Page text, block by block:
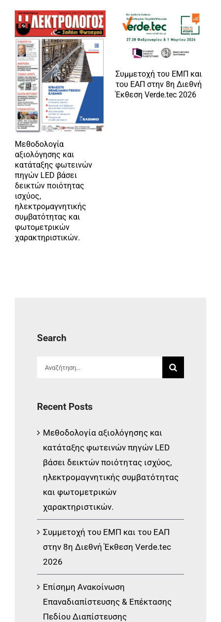
Μεθοδολογία
αξιολόγησης και
κατάταξης φωτεινών
πηγών LED βάσει
δεικτών ποιότητας
ισχύος,
ηλεκτρομαγνητικής
συμβατότητας και
φωτομετρικών
χαρακτηριστικών.
Συμμετοχή του ΕΜΠ και
του ΕΑΠ στην 8η Διεθνή
Έκθεση Verde.tec 2026
Search
Αναζήτηση
Recent Posts
Μεθοδολογία αξιολόγησης και
κατάταξης φωτεινών πηγών LED
βάσει δεικτών ποιότητας ισχύος,
ηλεκτρομαγνητικής συμβατότητας
και φωτομετρικών
χαρακτηριστικών.
Συμμετοχή του ΕΜΠ και του ΕΑΠ
στην 8η Διεθνή Έκθεση Verde.tec
2026
Επίσημη Ανακοίνωση
Επαναδιαπίστευσης & Επέκτασης
Πεδίου Διαπίστευσης